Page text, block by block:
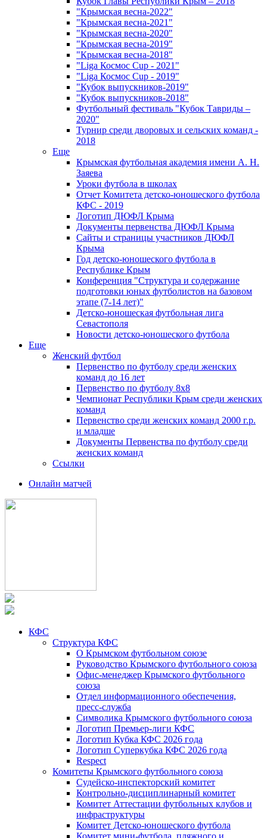
"Крымская весна-2022"
"Крымская весна-2021"
"Крымская весна-2020"
"Крымская весна-2019"
"Крымская весна-2018"
"Liga Космос Cup - 2021"
"Liga Космос Cup - 2019"
"Кубок выпускников-2019"
"Кубок выпускников-2018"
Футбольный фестиваль "Кубок Тавриды –
2020"
Турнир среди дворовых и сельских команд -
2018
Еще
Крымская футбольная академия имени А. Н.
Заяева
Уроки футбола в школах
Отчет Комитета детско-юношеского футбола
КФС - 2019
Логотип ДЮФЛ Крыма
Документы первенства ДЮФЛ Крыма
Сайты и страницы участников ДЮФЛ
Крыма
Год детско-юношеского футбола в
Республике Крым
Конференция "Структура и содержание
подготовки юных футболистов на базовом
этапе (7-14 лет)"
Детско-юношеская футбольная лига
Севастополя
Новости детско-юношеского футбола
Еще
Женский футбол
Первенство по футболу среди женских
команд до 16 лет
Первенство по футболу 8х8
Чемпионат Республики Крым среди женских
команд
Первенство среди женских команд 2000 г.р.
и младше
Документы Первенства по футболу среди
женских команд
Ссылки
Онлайн матчей
КФС
Структура КФС
О Крымском футбольном союзе
Руководство Крымского футбольного союза
Офис-менеджер Крымского футбольного
союза
Отдел информационного обеспечения,
пресс-служба
Символика Крымского футбольного союза
Логотип Премьер-лиги КФС
Логотип Кубка КФС 2026 года
Логотип Суперкубка КФС 2026 года
Respect
Комитеты Крымского футбольного союза
Судейско-инспекторский комитет
Контрольно-дисциплинарный комитет
Комитет Аттестации футбольных клубов и
инфраструктуры
Комитет Детско-юношеского футбола
Комитет мини-футбола, пляжного и